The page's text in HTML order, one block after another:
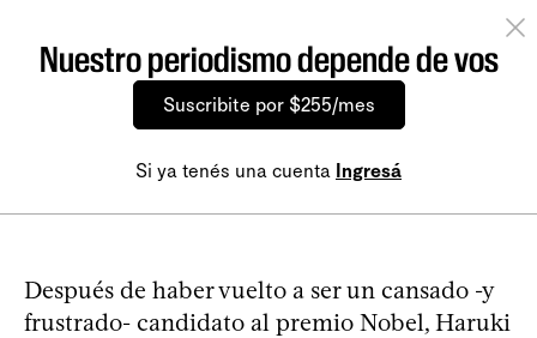
Nuestro periodismo depende de vos
Suscribite por $255/mes
Si ya tenés una cuenta Ingresá
Después de haber vuelto a ser un cansado -y
frustrado- candidato al premio Nobel, Haruki